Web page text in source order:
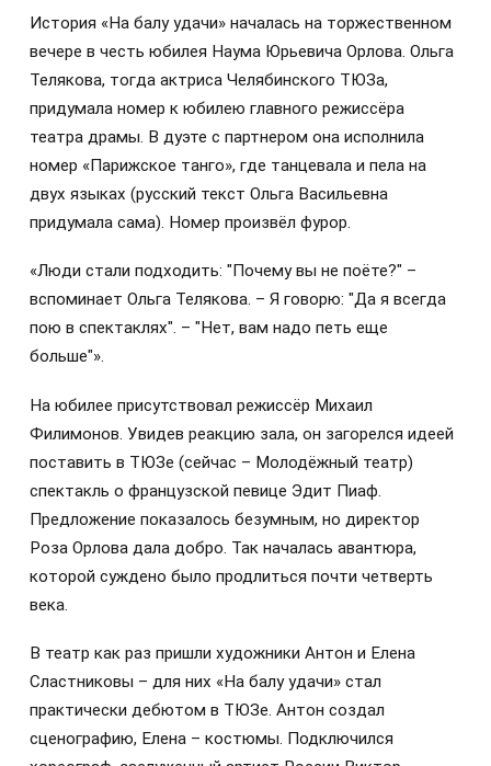
История «На балу удачи» началась на торжественном
вечере в честь юбилея Наума Юрьевича Орлова. Ольга
Телякова, тогда актриса Челябинского ТЮЗа,
придумала номер к юбилею главного режиссёра
театра драмы. В дуэте с партнером она исполнила
номер «Парижское танго», где танцевала и пела на
двух языках (русский текст Ольга Васильевна
придумала сама). Номер произвёл фурор.
«Люди стали подходить: "Почему вы не поёте?" –
вспоминает Ольга Телякова. – Я говорю: "Да я всегда
пою в спектаклях". – "Нет, вам надо петь еще
больше"».
На юбилее присутствовал режиссёр Михаил
Филимонов. Увидев реакцию зала, он загорелся идеей
поставить в ТЮЗе (сейчас – Молодёжный театр)
спектакль о французской певице Эдит Пиаф.
Предложение показалось безумным, но директор
Роза Орлова дала добро. Так началась авантюра,
которой суждено было продлиться почти четверть
века.
В театр как раз пришли художники Антон и Елена
Сластниковы – для них «На балу удачи» стал
практически дебютом в ТЮЗе. Антон создал
сценографию, Елена – костюмы. Подключился